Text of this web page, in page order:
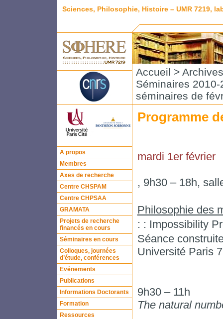
Sciences, Philosophie, Histoire – UMR 7219,
A propos
Membres
Axes de recherche
Centre CHSPAM
Centre CHPSAA
GRAMATA
Projets de recherche
financés en cours
Séminaires en cours
Colloques, journées
d’étude, conférences
Evénements
Publications
Informations Doctorants
Formation
Ressources
Accueil > Archives
Séminaires
séminaires de
Programme
mardi 1er février
, 9h30 – 18h,
Philosophie des
: : Impossibility
Séance
Université Paris
9h30 – 11h
The natural